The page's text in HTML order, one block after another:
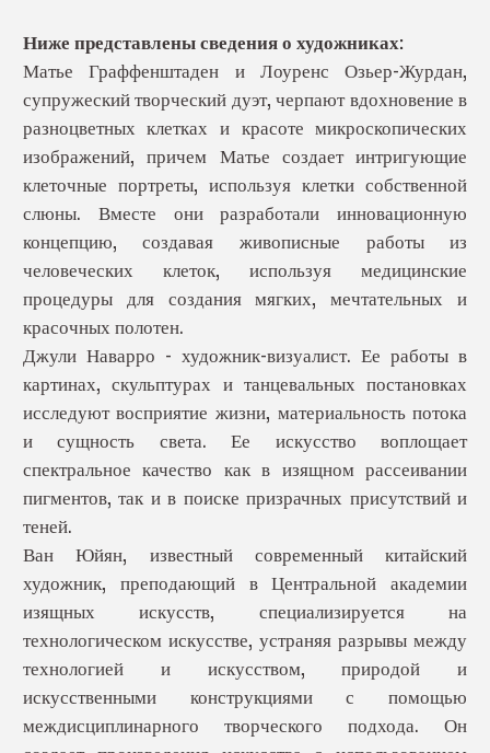
Ниже представлены сведения о художниках:
Матье Граффенштаден и Лоуренс Озьер-Журдан,
супружеский творческий дуэт, черпают вдохновение в
разноцветных клетках и красоте микроскопических
изображений, причем Матье создает интригующие
клеточные портреты, используя клетки собственной
слюны. Вместе они разработали инновационную
концепцию, создавая живописные работы из
человеческих клеток, используя медицинские
процедуры для создания мягких, мечтательных и
красочных полотен.
Джули Наварро - художник-визуалист. Ее работы в
картинах, скульптурах и танцевальных постановках
исследуют восприятие жизни, материальность потока
и сущность света. Ее искусство воплощает
спектральное качество как в изящном рассеивании
пигментов, так и в поиске призрачных присутствий и
теней.
Ван Юйян, известный современный китайский
художник, преподающий в Центральной академии
изящных искусств, специализируется на
технологическом искусстве, устраняя разрывы между
технологией и искусством, природой и
искусственными конструкциями с помощью
междисциплинарного творческого подхода. Он